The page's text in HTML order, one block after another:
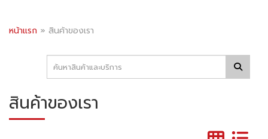
หน้าแรก » สินค้าของเรา
สินค้าของเรา